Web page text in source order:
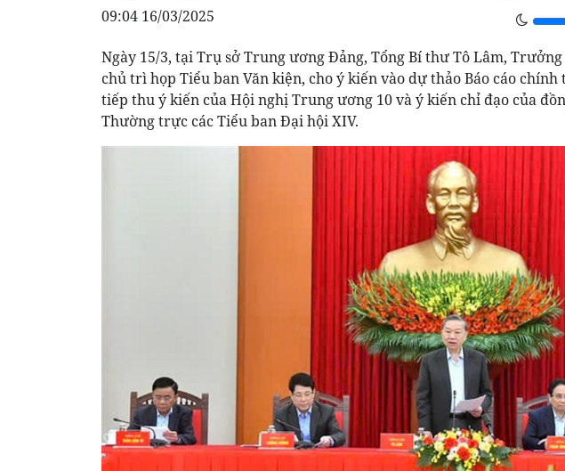
09:04 16/03/2025
Ngày 15/3, tại Trụ sở Trung ương Đảng, Tổng Bí thư Tô Lâm,
chủ trì họp Tiểu ban Văn kiện, cho ý kiến vào dự thảo Báo cáo
tiếp thu ý kiến của Hội nghị Trung ương 10 và ý kiến chỉ đạo của
Thường trực các Tiểu ban Đại hội XIV.